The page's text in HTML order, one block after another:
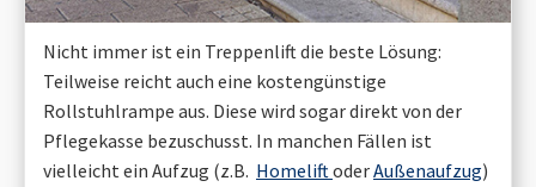
Nicht immer ist ein Treppenlift die beste Lösung:
Teilweise reicht auch eine kostengünstige
Rollstuhlrampe aus. Diese wird sogar direkt von der
Pflegekasse bezuschusst. In manchen Fällen ist
vielleicht ein Aufzug (z.B. HomeliftoderAußenaufzug)